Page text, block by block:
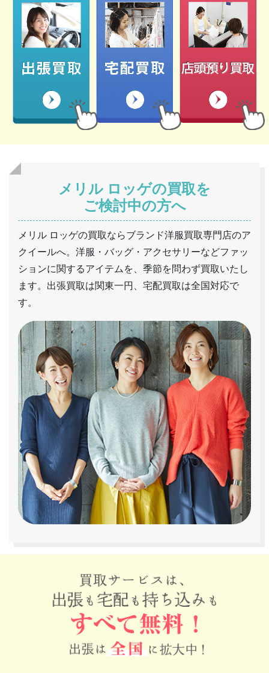
メリル ロッゲの買取を
ご検討中の方へ
メリル ロッゲの買取ならブランド洋服買取専門店のア
クイールへ。洋服・バッグ・アクセサリーなどファッ
ションに関するアイテムを、季節を問わず買取いたし
ます。出張買取は関東一円、宅配買取は全国対応で
す。